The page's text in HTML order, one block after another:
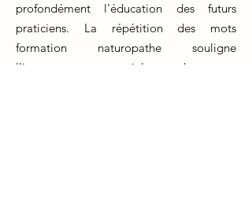
profondément l'éducation des futurs
praticiens. La répétition des mots
formation naturopathe souligne
l'importance cruciale de cet